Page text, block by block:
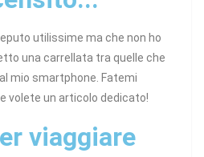
utilissime ma che non ho
una carrellata tra quelle che
mio smartphone. Fatemi
volete un articolo dedicato!
viaggiare